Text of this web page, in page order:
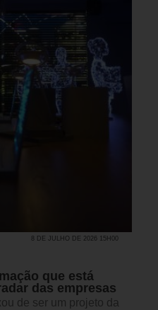
8 DE JULHO DE 2026 15H00
que está
das empresas
de ser um projeto da